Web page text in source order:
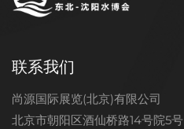
联系我们
尚源国际展览(北京)有限公司
北京市朝阳区酒仙桥路14号院5号